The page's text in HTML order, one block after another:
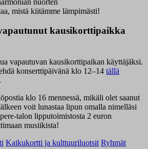
mistä kiitämme lämpimästi!
kausikorttipaikka
vapautuvan kausikorttipaikan käyttäjäksi.
konserttipäivänä klo 12–14 tällä
.
klo 16 mennessä, mikäli olet saanut
voit lunastaa lipun omalla nimelläsi
talon lipputoimistosta 2 euron
musiikista!
Kaikukortti ja kulttuuriluotsit Ryhmät